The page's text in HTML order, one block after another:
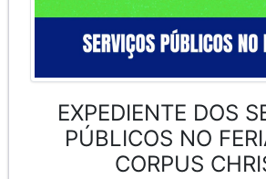
EXPEDIENTE DOS
PÚBLICOS NO
CORPUS